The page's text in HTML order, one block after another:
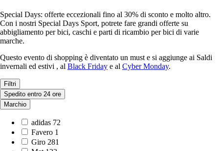
Special Days: offerte eccezionali fino al 30% di sconto e molto altro.
Con i nostri Special Days Sport, potrete fare grandi offerte su
abbigliamento per bici, caschi e parti di ricambio per bici di varie
marche.
Questo evento di shopping è diventato un must e si aggiunge ai Saldi
invernali ed estivi , al Black Friday e al Cyber Monday.
Filtri
Spedito entro 24 ore
Marchio
adidas 72
Favero 1
Giro 281